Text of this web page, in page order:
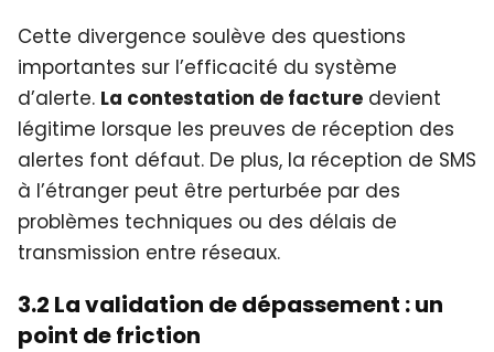
Cette divergence soulève des questions
importantes sur l’efficacité du système
d’alerte. La contestation de facture devient
légitime lorsque les preuves de réception des
alertes font défaut. De plus, la réception de SMS
à l’étranger peut être perturbée par des
problèmes techniques ou des délais de
transmission entre réseaux.
3.2 La validation de dépassement : un
point de friction